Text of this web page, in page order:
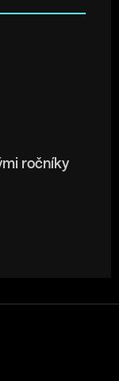
ročníky